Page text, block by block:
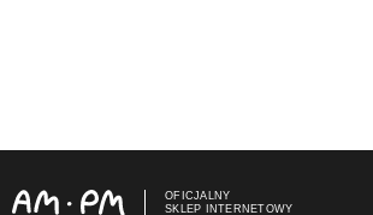
OFICJALNY
SKLEP INTERNETOWY